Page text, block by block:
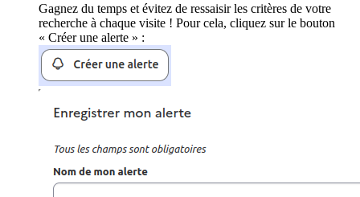
Gagnez du temps et évitez de ressaisir les critères de votre
recherche à chaque visite ! Pour cela, cliquez sur le bouton
« Créer une alerte » :